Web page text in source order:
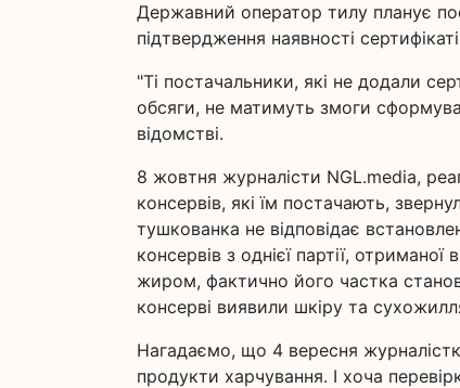
Державний оператор тилу планує
підтвердження наявності
"Ті постачальники, які не додали
обсяги, не матимуть змоги
відомстві.
8 жовтня журналісти NGL.media,
консервів, які їм постачають,
тушкованка не відповідає
консервів з однієї партії,
жиром, фактично його частка
консерві виявили шкіру та
Нагадаємо, що 4 вересня
продукти харчування. І хоча